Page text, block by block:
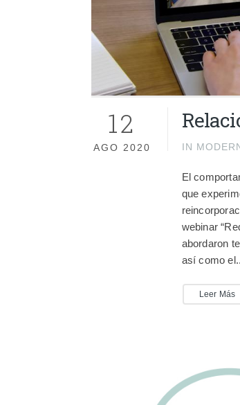
12
AGO 2020 IN
El
que
webinar
abordaron
así como
Leer Más